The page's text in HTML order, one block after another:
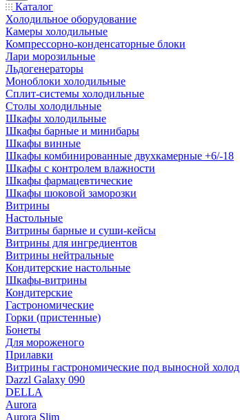
Каталог
Холодильное оборудование
Камеры холодильные
Компрессорно-конденсаторные блоки
Лари морозильные
Льдогенераторы
Моноблоки холодильные
Сплит-системы холодильные
Столы холодильные
Шкафы холодильные
Шкафы барные и минибары
Шкафы винные
Шкафы комбинированные двухкамерные +6/-18
Шкафы с контролем влажности
Шкафы фармацевтические
Шкафы шоковой заморозки
Витрины
Настольные
Витрины барные и суши-кейсы
Витрины для ингредиентов
Витрины нейтральные
Кондитерские настольные
Шкафы-витрины
Кондитерские
Гастрономические
Горки (пристенные)
Бонеты
Для мороженого
Прилавки
Витрины гастрономические под выносной холод
Dazzl Galaxy 090
DELLA
Aurora
Aurora Slim